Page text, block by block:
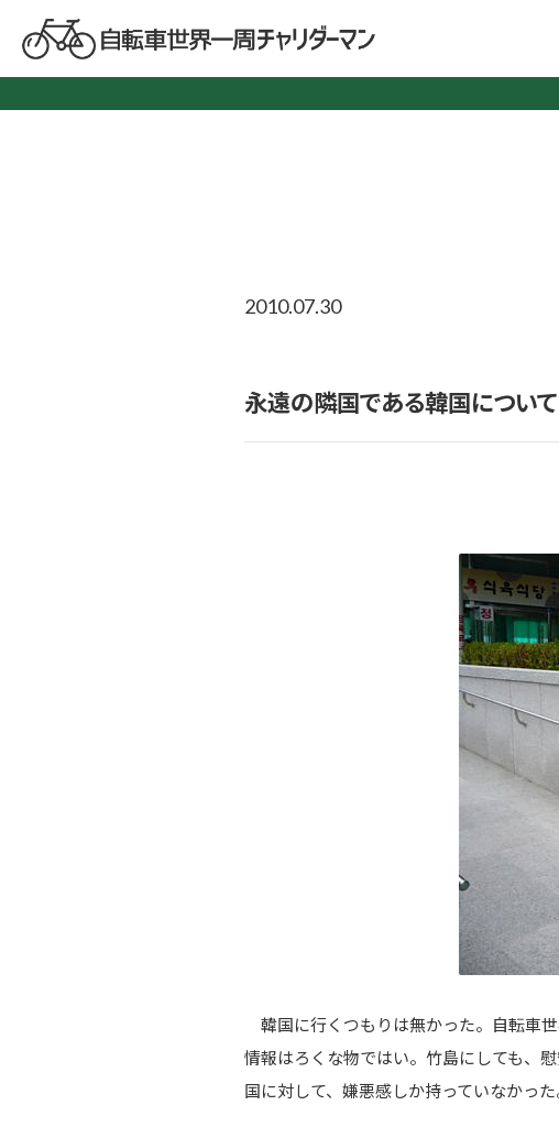
2010.07.30
永遠の隣国である韓国について
韓国に行くつもりは無かった。自転車
情報はろくな物ではい。竹島にしても、
国に対して、嫌悪感しか持っていなかった